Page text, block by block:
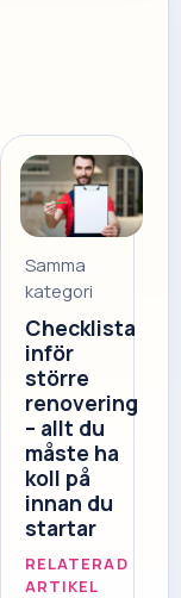
Samma
kategori
Checklista
inför
större
renovering
– allt du
måste ha
koll på
innan du
startar
RELATERAD
ARTIKEL